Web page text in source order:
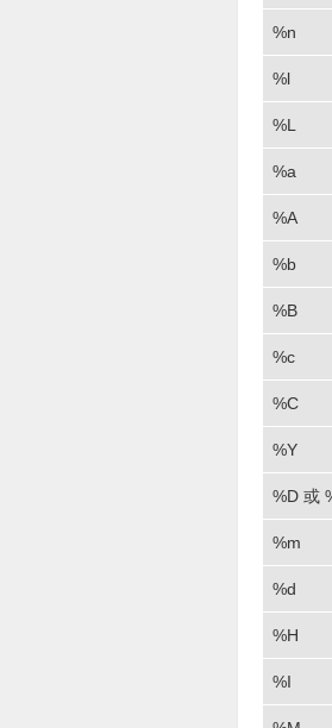
%n
%l
%L
%a
%A
%b
%B
%c
%C
%Y
%D 或
%m
%d
%H
%I